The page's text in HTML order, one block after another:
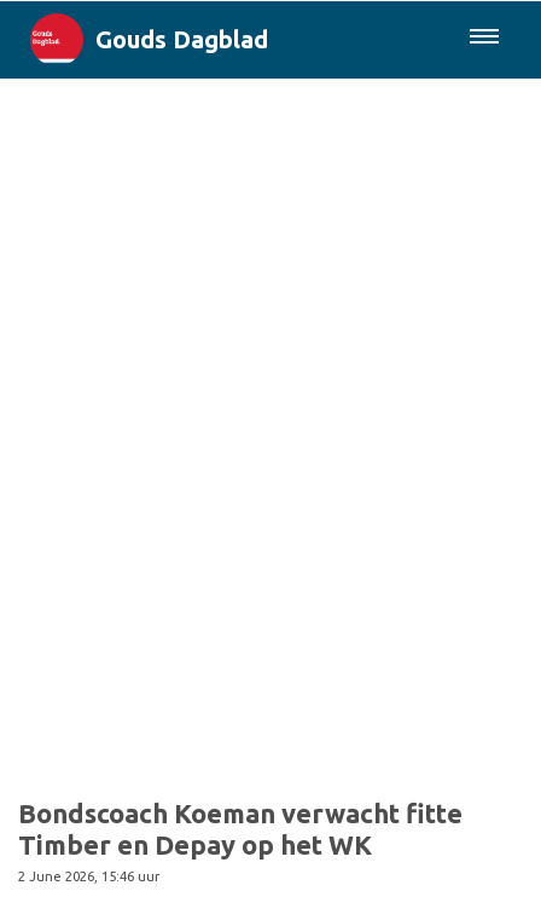
Gouds Dagblad
Bondscoach Koeman verwacht fitte
Timber en Depay op het WK
2 June 2026, 15:46 uur